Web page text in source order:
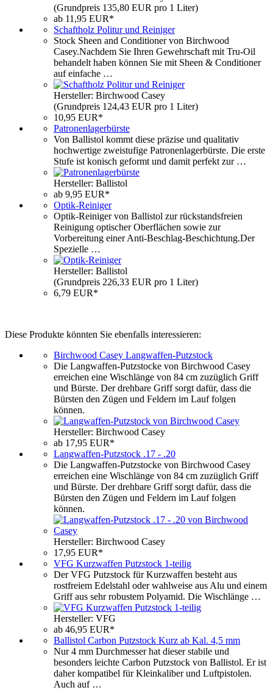
(Grundpreis 135,80 EUR pro 1 Liter)
ab 11,95 EUR*
Schaftholz Politur und Reiniger
Stock Sheen and Conditioner von Birchwood
Casey.Nachdem Sie Ihren Gewehrschaft mit Tru-Oil
behandelt haben können Sie mit Sheen & Conditioner
auf einfache …
Hersteller: Birchwood Casey
(Grundpreis 124,43 EUR pro 1 Liter)
10,95 EUR*
Patronenlagerbürste
Von Ballistol kommt diese präzise und qualitativ
hochwertige zweistufige Patronenlagerbürste. Die erste
Stufe ist konisch geformt und damit perfekt zur …
Hersteller: Ballistol
ab 9,95 EUR*
Optik-Reiniger
Optik-Reiniger von Ballistol zur rückstandsfreien
Reinigung optischer Oberflächen sowie zur
Vorbereitung einer Anti-Beschlag-Beschichtung.Der
Spezielle …
Hersteller: Ballistol
(Grundpreis 226,33 EUR pro 1 Liter)
6,79 EUR*
Diese Produkte könnten Sie ebenfalls interessieren:
Birchwood Casey Langwaffen-Putzstock
Die Langwaffen-Putzstocke von Birchwood Casey
erreichen eine Wischlänge von 84 cm zuzüglich Griff
und Bürste. Der drehbare Griff sorgt dafür, dass die
Bürsten den Zügen und Feldern im Lauf folgen
können.
Hersteller: Birchwood Casey
ab 17,95 EUR*
Langwaffen-Putzstock .17 - .20
Die Langwaffen-Putzstocke von Birchwood Casey
erreichen eine Wischlänge von 84 cm zuzüglich Griff
und Bürste. Der drehbare Griff sorgt dafür, dass die
Bürsten den Zügen und Feldern im Lauf folgen
können.
Hersteller: Birchwood Casey
17,95 EUR*
VFG Kurzwaffen Putzstock 1-teilig
Der VFG Putzstock für Kurzwaffen besteht aus
rostfreiem Edelstahl oder wahlweise aus Alu und einem
Griff aus sehr robustem Polyamid. Die Wischlänge …
Hersteller: VFG
ab 46,95 EUR*
Ballistol Carbon Putzstock Kurz ab Kal. 4,5 mm
Nur 4 mm Durchmesser hat dieser stabile und
besonders leichte Carbon Putzstock von Ballistol. Er ist
daher kompatibel für Kleinkaliber und Luftpistolen.
Auch auf …